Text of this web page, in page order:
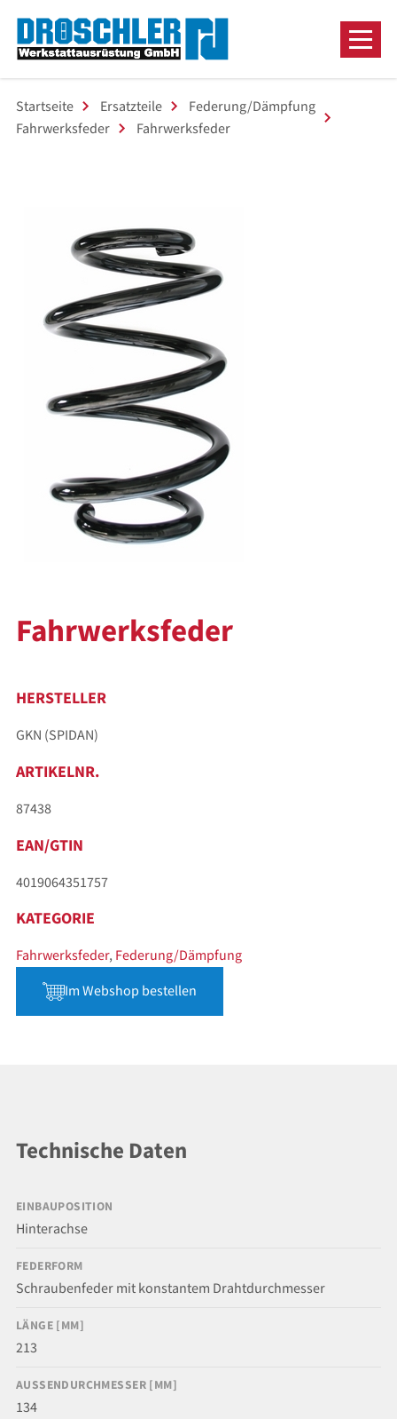
Startseite Ersatzteile
Federung/Dämpfung
Fahrwerksfeder
Fahrwerksfeder
Fahrwerksfeder
HERSTELLER
GKN (SPIDAN)
ARTIKELNR.
87438
EAN/GTIN
4019064351757
KATEGORIE
Fahrwerksfeder, Federung/Dämpfung
Im Webshop bestellen
Technische Daten
EINBAUPOSITION
Hinterachse
FEDERFORM
Schraubenfeder mit konstantem Drahtdurchmesser
LÄNGE [MM]
213
AUSSENDURCHMESSER [MM]
134